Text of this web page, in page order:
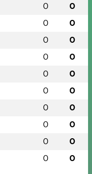
0 0
0 0
0 0
0 0
0 0
0 0
0 0
0 0
0 0
0 0